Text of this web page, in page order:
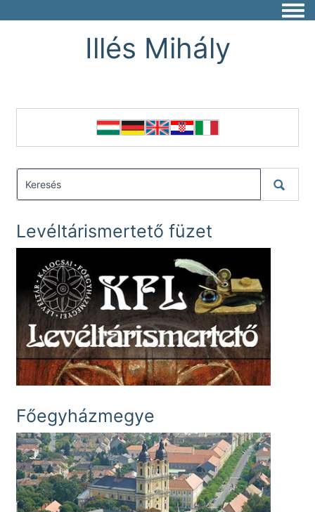
Illés Mihály
Levéltárismertető füzet
Főegyházmegye